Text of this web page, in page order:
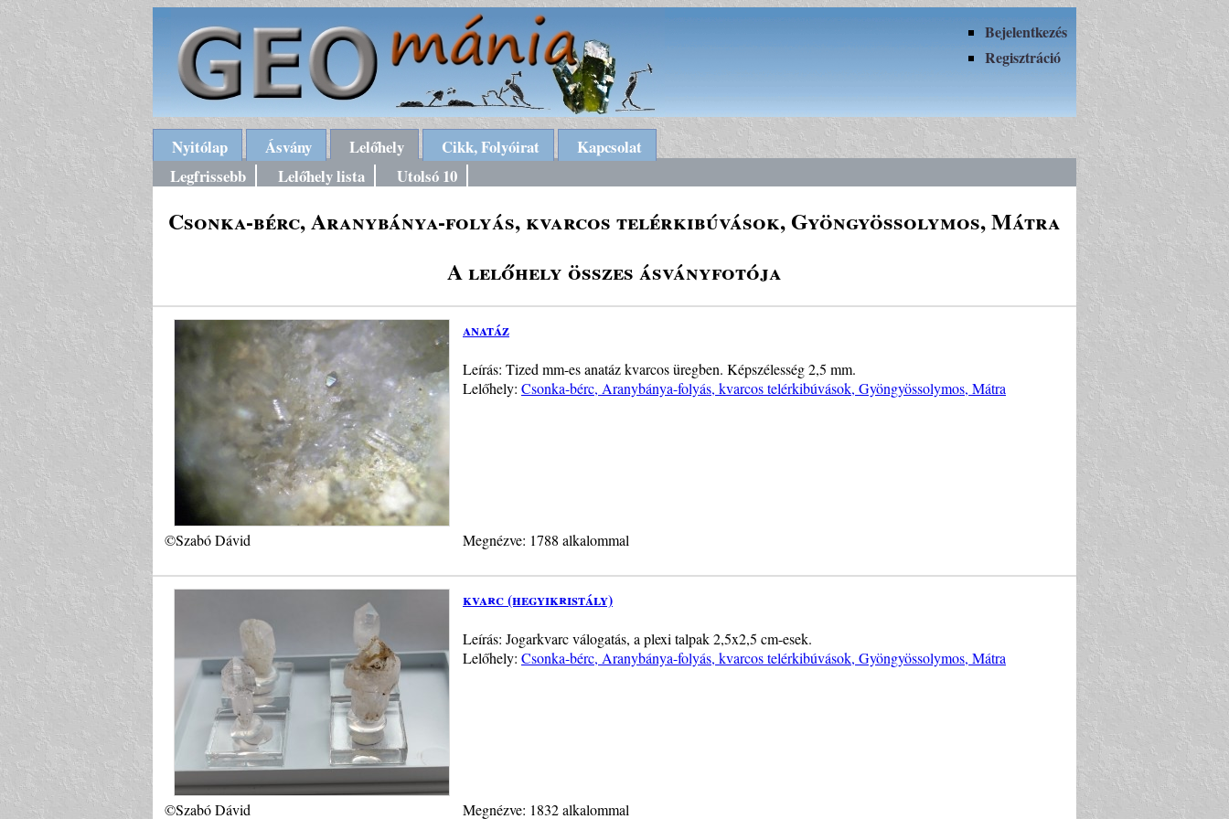
Bejelentkezés
Regisztráció
Nyitólap Ásvány Lelőhely Cikk, Folyóirat
Kapcsolat
Legfrissebb
Lelőhely lista Utolsó 10
Csonka-bérc, Aranybánya-folyás, kvarcos telérkibúvások, Gyöngyössolymos, Mátra
A lelőhely összes ásványfotója
anatáz
Leírás: Tized mm-es anatáz kvarcos üregben. Képszélesség 2,5 mm.
Lelőhely: Csonka-bérc, Aranybánya-folyás, kvarcos telérkibúvások, Gyöngyössolymos, Mátra
©Szabó Dávid Megnézve: 1788 alkalommal
kvarc (hegyikristály)
Leírás: Jogarkvarc válogatás, a plexi talpak 2,5x2,5 cm-esek.
Lelőhely: Csonka-bérc, Aranybánya-folyás, kvarcos telérkibúvások, Gyöngyössolymos, Mátra
©Szabó Dávid Megnézve: 1832 alkalommal